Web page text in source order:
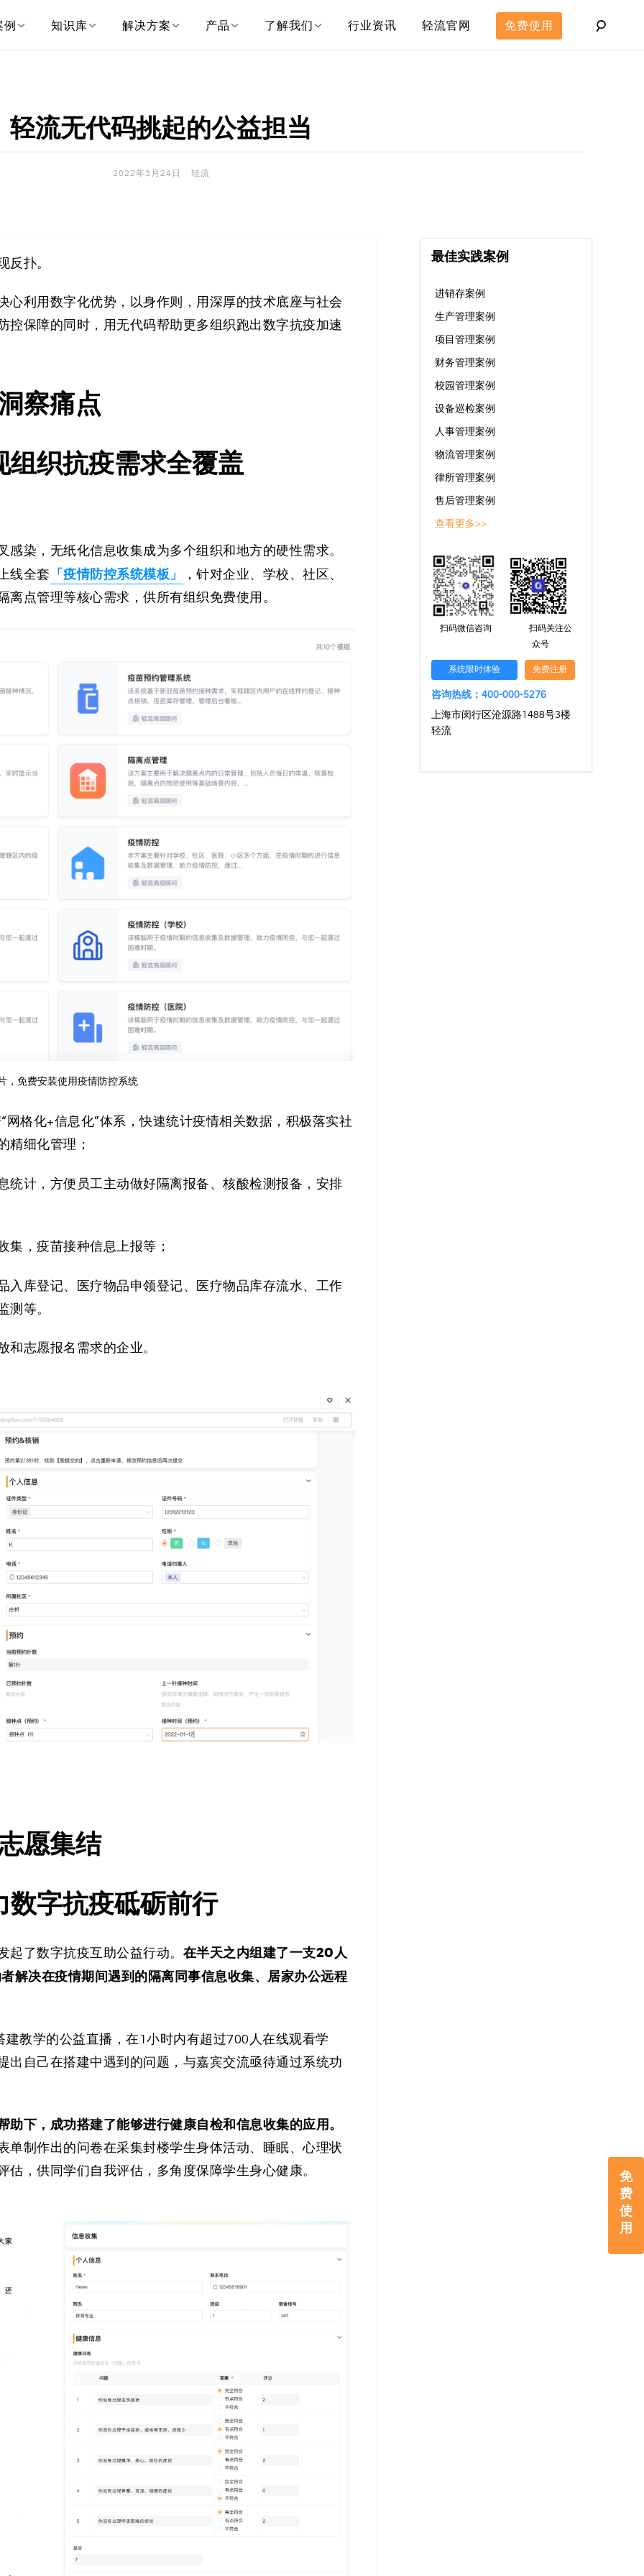
例 知识库 解决方案 产品 了解我们 行业资讯 轻流官网 免费使用
免
费
使
用
轻流无代码挑起的公益担当
2022年3月24日 轻流
反扑。
心利用数字化优势，以身作则，用深厚的技术底座与社会
控保障的同时，用无代码帮助更多组织跑出数字抗疫加速
察痛点
组织抗疫需求全覆盖
染，无纸化信息收集成为多个组织和地方的硬性需求。
线全套
「疫情防控系统模板」
，针对企业、学校、社区、
点管理等核心需求，供所有组织免费使用。
，免费安装使用疫情防控系统
网格化+信息化”体系，快速统计疫情相关数据，积极落实社
精细化管理；
统计，方便员工主动做好隔离报备、核酸检测报备，安排
集，疫苗接种信息上报等；
入库登记、医疗物品申领登记、医疗物品库存流水、工作
测等。
和志愿报名需求的企业。
愿集结
数字抗疫砥砺前行
了数字抗疫互助公益行动。 在半天之内组建了一支20人
解决在疫情期间遇到的隔离同事信息收集、居家办公远程
教学的公益直播，在1小时内有超过700人在线观看学
出自己在搭建中遇到的问题，与嘉宾交流亟待通过系统功
下，成功搭建了能够进行健康自检和信息收集的应用。
单制作出的问卷在采集封楼学生身体活动、睡眠、心理状
，供同学们自我评估，多角度保障学生身心健康。
最佳实践案例
进销存案例
生产管理案例
项目管理案例
财务管理案例
校园管理案例
设备巡检案例
人事管理案例
物流管理案例
律所管理案例
售后管理案例
查看更多>>
扫码微信咨询
扫码关注公
众号
系统限时体验 免费注册
咨询热线：400-000-5276
上海市闵行区沧源路1488号3楼
轻流